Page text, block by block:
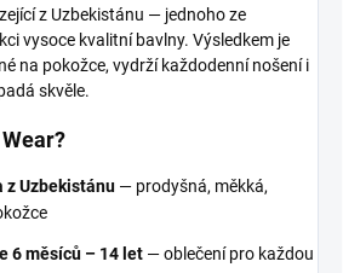
z Uzbekistánu — jednoho ze
vysoce kvalitní bavlny. Výsledkem je
na pokožce, vydrží každodenní nošení i
skvěle.
z Uzbekistánu — prodyšná, měkká,
6 měsíců – 14 let — oblečení pro každou